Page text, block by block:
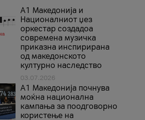
А1 Македонија и
Националниот џез
оркестар создадоа
современа музичка
приказна инспирирана
од македонското
културно наследство
03.07.2026
A1 Македонија почнува
моќна национална
кампања за поодговорно
користење на